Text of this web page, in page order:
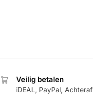
Veilig betalen
iDEAL, PayPal, Achteraf